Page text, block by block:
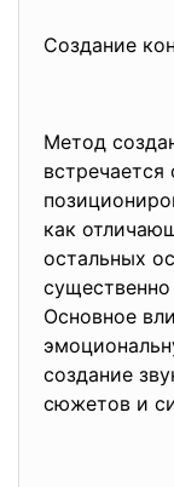
Создание
Метод
как
остальных
Основное
создание
сюжетов и